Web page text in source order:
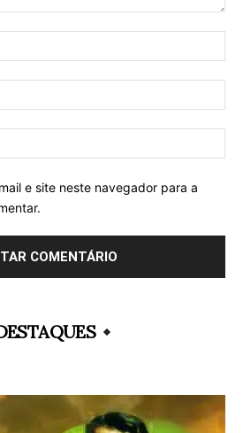
e site neste navegador para a